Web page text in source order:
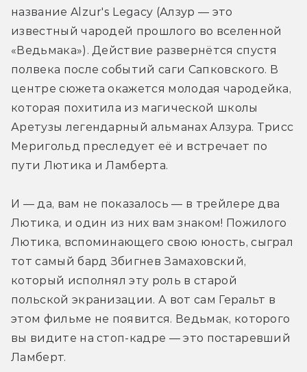
название Alzur's Legacy (Алзур — это
известный чародей прошлого во вселенной
«Ведьмака»). Действие развернётся спустя
полвека после событий саги Сапковского. В
центре сюжета окажется молодая чародейка,
которая похитила из магической школы
Аретузы легендарный альманах Алзура. Трисс
Меригольд преследует её и встречает по
пути Лютика и Ламберта.
И — да, вам не показалось — в трейлере два
Лютика, и один из них вам знаком! Пожилого
Лютика, вспоминающего свою юность, сыграл
тот самый бард Збигнев Замаховский,
который исполнял эту роль в старой
польской экранизации. А вот сам Геральт в
этом фильме не появится. Ведьмак, которого
вы видите на стоп-кадре — это постаревший
Ламберт.